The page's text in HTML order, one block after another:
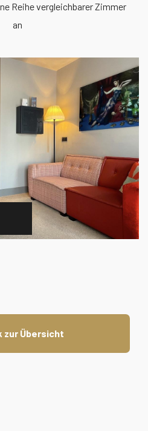
Reihe vergleichbarer Zimmer
an
zur Übersicht